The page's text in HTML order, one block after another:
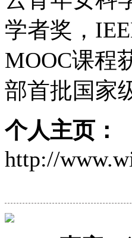
学者奖，
MOOC课程
部首批国家
个人主页：
http://